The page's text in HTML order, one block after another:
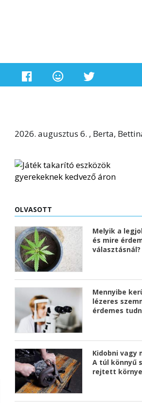
2026. augusztus 6. , Berta,
OLVASOTT
Melyik a
és mire
választásnál?
Mennyibe
lézeres
érdemes
Kidobni vagy
A túl könnyű
rejtett